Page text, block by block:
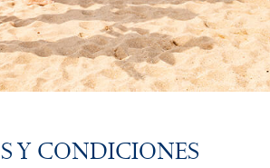
Y CONDICIONES